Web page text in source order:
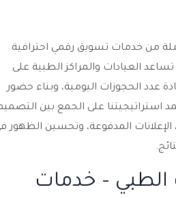
من خدمات تسويق رقمي احترافية
تساعد العيادات والمراكز الطبية على
عدد الحجوزات اليومية، وبناء حضور
على الجمع بين
الإعلانات المدفوعة، وتحسين الظهور
الطبي – خدمات